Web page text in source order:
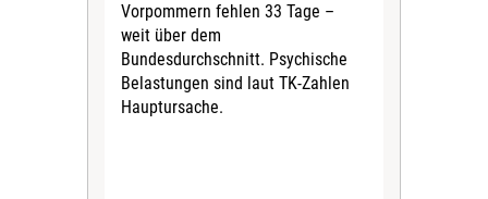
Vorpommern fehlen 33 Tage –
weit über dem
Bundesdurchschnitt. Psychische
Belastungen sind laut TK-Zahlen
Hauptursache.